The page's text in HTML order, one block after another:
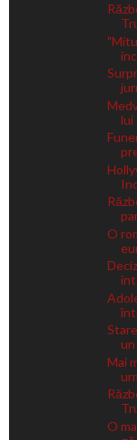
lui
O
un
Mai
O